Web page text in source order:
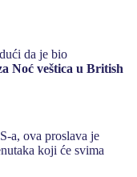
da je bio
Noć veštica u British
a, ova proslava je
koji će svima